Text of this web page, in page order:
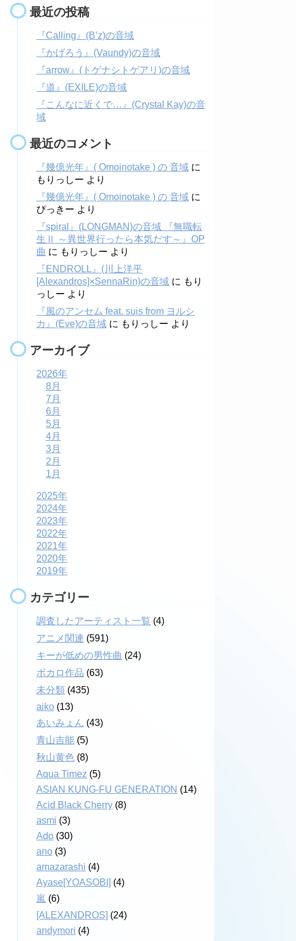
最近の投稿
『Calling』(B’z)の音域
『かげろう』(Vaundy)の音域
『arrow』(トゲナシトゲアリ)の音域
『道』(EXILE)の音域
『こんなに近くで…』(Crystal Kay)の音
域
最近のコメント
『幾億光年』( Omoinotake ) の 音域 に
もりっしー より
『幾億光年』( Omoinotake ) の 音域 に
ぴっきー より
『spiral』(LONGMAN)の音域 『無職転
生Ⅱ ～異世界行ったら本気だす～』OP
曲 に もりっしー より
『ENDROLL』(川上洋平
[Alexandros]×SennaRin)の音域 に もり
っしー より
『風のアンセム feat. suis from ヨルシ
カ』(Eve)の音域 に もりっしー より
アーカイブ
2026年
8月
7月
6月
5月
4月
3月
2月
1月
2025年
2024年
2023年
2022年
2021年
2020年
2019年
カテゴリー
調査したアーティスト一覧 (4)
アニメ関連 (591)
キーが低めの男性曲 (24)
ボカロ作品 (63)
未分類 (435)
aiko (13)
あいみょん (43)
青山吉能 (5)
秋山黄色 (8)
Aqua Timez (5)
ASIAN KUNG-FU GENERATION (14)
Acid Black Cherry (8)
asmi (3)
Ado (30)
ano (3)
amazarashi (4)
Ayase[YOASOBI] (4)
嵐 (6)
[ALEXANDROS] (24)
andymori (4)